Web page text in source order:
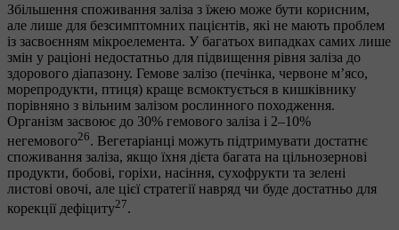
Збільшення споживання заліза з їжею може бути корисним,
але лише для безсимптомних пацієнтів, які не мають проблем
із засвоєнням мікроелемента. У багатьох випадках самих лише
змін у раціоні недостатньо для підвищення рівня заліза до
здорового діапазону. Гемове залізо (печінка, червоне м’ясо,
морепродукти, птиця) краще всмоктується в кишківнику
порівняно з вільним залізом рослинного походження.
Організм засвоює до 30% гемового заліза і 2–10%
негемового26. Вегетаріанці можуть підтримувати достатнє
споживання заліза, якщо їхня дієта багата на цільнозернові
продукти, бобові, горіхи, насіння, сухофрукти та зелені
листові овочі, але цієї стратегії навряд чи буде достатньо для
корекції дефіциту27.